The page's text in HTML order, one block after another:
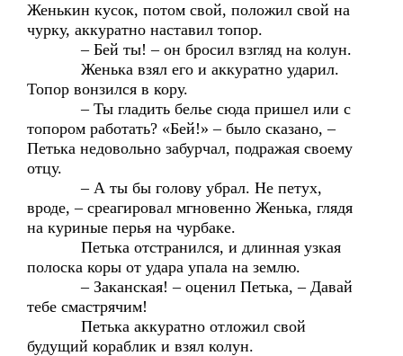
Женькин кусок, потом свой, положил свой на
чурку, аккуратно наставил топор.
– Бей ты! – он бросил взгляд на колун.
Женька взял его и аккуратно ударил.
Топор вонзился в кору.
– Ты гладить белье сюда пришел или с
топором работать? «Бей!» – было сказано, –
Петька недовольно забурчал, подражая своему
отцу.
– А ты бы голову убрал. Не петух,
вроде, – среагировал мгновенно Женька, глядя
на куриные перья на чурбаке.
Петька отстранился, и длинная узкая
полоска коры от удара упала на землю.
– Заканская! – оценил Петька, – Давай
тебе смастрячим!
Петька аккуратно отложил свой
будущий кораблик и взял колун.